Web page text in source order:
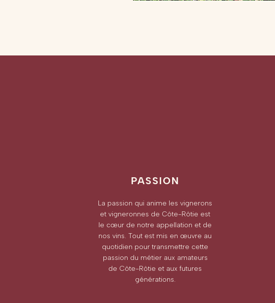
PASSION
La passion qui anime les vignerons
et vigneronnes de Côte-Rôtie est
le cœur de notre appellation et de
nos vins. Tout est mis en œuvre au
quotidien pour transmettre cette
passion du métier aux amateurs
de Côte-Rôtie et aux futures
générations.